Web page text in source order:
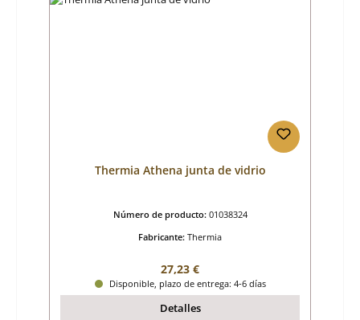
Thermia Athena junta de vidrio
Número de producto: 01038324
Fabricante: Thermia
Precio normal:
27,23 €
Disponible, plazo de entrega: 4-6 días
Detalles